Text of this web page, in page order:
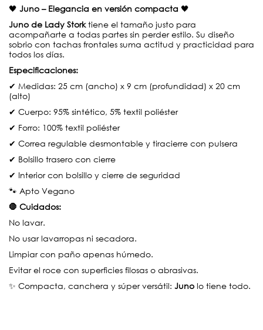
🖤 Juno – Elegancia en versión compacta 🖤
Juno de Lady Storktiene el tamaño justo para
acompañarte a todas partes sin perder estilo. Su diseño
sobrio con tachas frontales suma actitud y practicidad para
todos los días.
Especificaciones:
✔ Medidas: 25 cm (ancho) x 9 cm (profundidad) x 20 cm
(alto)
✔ Cuerpo: 95% sintético, 5% textil poliéster
✔ Forro: 100% textil poliéster
✔ Correa regulable desmontable y tiracierre con pulsera
✔ Bolsillo trasero con cierre
✔ Interior con bolsillo y cierre de seguridad
🐾 Apto Vegano
🛑 Cuidados:
No lavar.
No usar lavarropas ni secadora.
Limpiar con paño apenas húmedo.
Evitar el roce con superficies filosas o abrasivas.
✨ Compacta, canchera y súper versátil: Juno lo tiene todo.